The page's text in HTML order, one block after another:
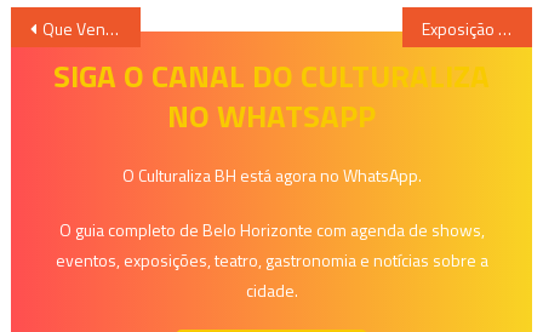
Navegação
Que Venha a Primavera – Páginas Tchekhovianas Exposição reúne obras do artista plástico Adriano Alves em Belo Horizonte
SIGA O CANAL DO CULTURALIZA
NO WHATSAPP
O Culturaliza BH está agora no WhatsApp.
O guia completo de Belo Horizonte com agenda de shows,
eventos, exposições, teatro, gastronomia e notícias sobre a
cidade.